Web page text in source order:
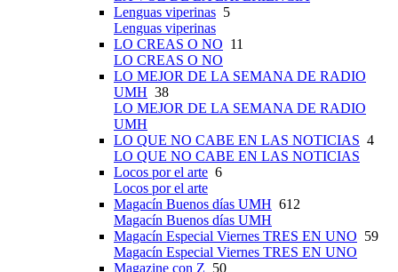
Lenguas viperinas 5
Lenguas viperinas
LO CREAS O NO 11
LO CREAS O NO
LO MEJOR DE LA SEMANA DE RADIO
UMH 38
LO MEJOR DE LA SEMANA DE RADIO
UMH
LO QUE NO CABE EN LAS NOTICIAS 4
LO QUE NO CABE EN LAS NOTICIAS
Locos por el arte 6
Locos por el arte
Magacín Buenos días UMH 612
Magacín Buenos días UMH
Magacín Especial Viernes TRES EN UNO 59
Magacín Especial Viernes TRES EN UNO
Magazine con Z 50